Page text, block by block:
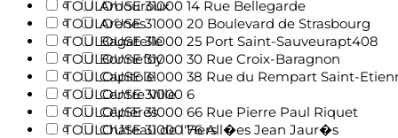
Amouroux
Arènes
Bagatelle
Bonnefoy
Capitole
Centre Ville
Cépières
Château de l'Hers
TOULOUSE 31000 14 Rue Bellegarde
TOULOUSE 31000 20 Boulevard de Strasbourg
TOULOUSE 31000 25 Port Saint-Sauveurapt408
TOULOUSE 31000 30 Rue Croix-Baragnon
TOULOUSE 31000 38 Rue du Rempart Saint-
TOULOUSE 31000 6
TOULOUSE 31000 66 Rue Pierre Paul Riquet
TOULOUSE 31000 76 All�es Jean Jaur�s